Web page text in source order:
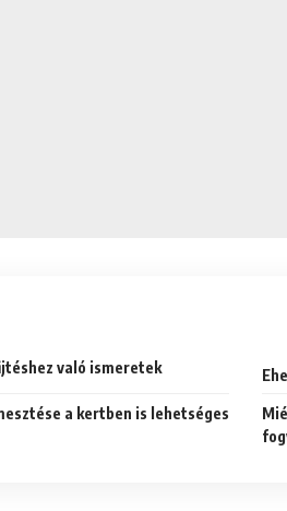
való ismeretek
a kertben is lehetséges